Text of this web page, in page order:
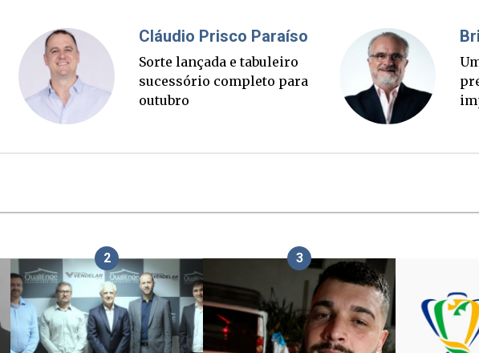
Fabiano Bordignon
Ponte Anita Garibaldi virou
palanque eleitoral
2 3